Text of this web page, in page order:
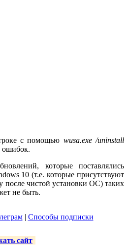
с помощью wusa.exe /uninstall
ошибок.
которые поставлялись
10 (т.е. которые присутствуют
после чистой установки ОС) таких
не быть.
| Способы подписки
сайт